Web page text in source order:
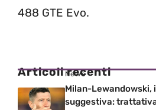
488 GTE Evo.
Articoli recenti
News
Milan-Lewandowski,
suggestiva: